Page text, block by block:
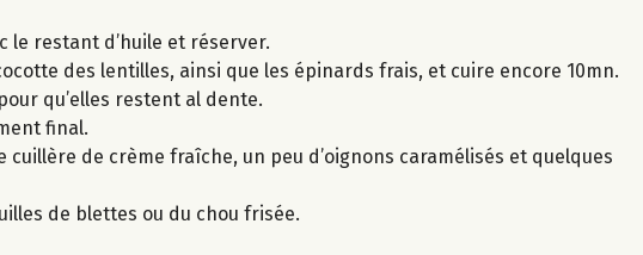
le restant d’huile et réserver.
des lentilles, ainsi que les épinards frais, et cuire encore 10mn.
qu’elles restent al dente.
final.
de crème fraîche, un peu d’oignons caramélisés et quelques
de blettes ou du chou frisée.